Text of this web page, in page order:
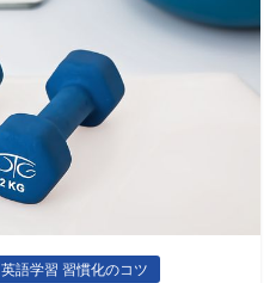
英語学習 習慣化のコツ